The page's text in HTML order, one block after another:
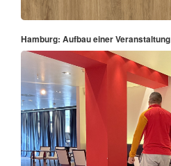
Hamburg: Aufbau einer Veranstaltung